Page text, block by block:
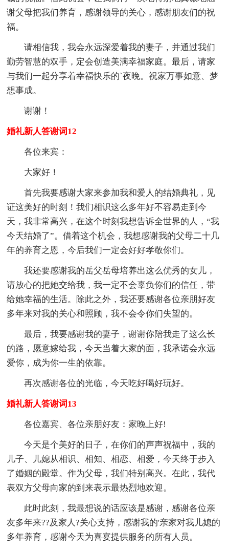
谢父母把我们养育，感谢领导的关心，感谢朋友们的祝
福。
请相信我，我会永远深爱着我的妻子，并通过我们
勤劳智慧的双手，定会创造美满幸福家庭。最后，请家
与我们一起分享着幸福快乐的`夜晚。祝家万事如意、梦
想事成。
谢谢！
婚礼新人答谢词12
各位来宾：
大家好！
首先我要感谢大家来参加我和爱人的结婚典礼，见
证这美好的时刻！我们相识这么多年好不容易走到今
天，我非常高兴，在这个时刻我想告诉全世界的人，“我
今天结婚了”。借着这个机会，我想感谢我的父母二十几
年的养育之恩，今后我们一定会好好孝敬你们。
我还要感谢我的岳父岳母培养出这么优秀的女儿，
请放心的把她交给我，我一定不会辜负你们的信任，带
给她幸福的生活。除此之外，我还要感谢各位亲朋好友
多年来对我的关心和照顾，我不会令你们失望的。
最后，我要感谢我的妻子，谢谢你陪我走了这么长
的路，愿意嫁给我，今天当着大家的面，我承诺会永远
爱你，成为你一生的依靠。
再次感谢各位的光临，今天吃好喝好玩好。
婚礼新人答谢词13
各位嘉宾、各位亲朋好友：家晚上好!
今天是个美好的日子，在你们的声声祝福中，我的
儿子、儿媳从相识、相知、相恋、相爱，今天终于步入
了婚姻的殿堂。作为父母，我们特别高兴。在此，我代
表双方父母向家的到来表示最热烈地欢迎。
此时此刻，我最想说的话应该是感谢，感谢各位亲
友多年来??及家人?关心支持，感谢我的'亲家对我儿媳的
多年养育，感谢今天为喜宴提供服务的所有人员。